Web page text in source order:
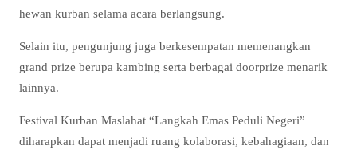
hewan kurban selama acara berlangsung.
Selain itu, pengunjung juga berkesempatan memenangkan
grand prize berupa kambing serta berbagai doorprize menarik
lainnya.
Festival Kurban Maslahat “Langkah Emas Peduli Negeri”
diharapkan dapat menjadi ruang kolaborasi, kebahagiaan, dan